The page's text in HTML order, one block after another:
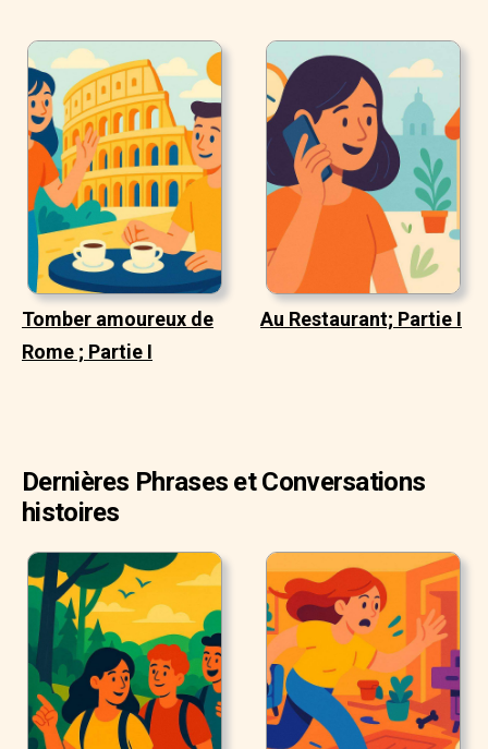
Tomber amoureux de
Rome ; Partie I
Au Restaurant; Partie I
Dernières Phrases et Conversations
histoires